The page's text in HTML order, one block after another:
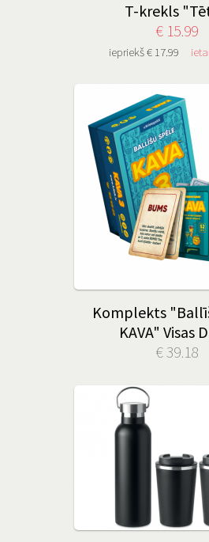
T-krekls
€ 15.99
iepriekš € 17.99
Komplekts
KAVA" Visas
€ 39.18